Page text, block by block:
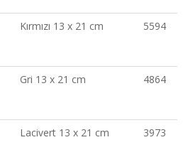
Kırmızı 13 x 21 cm 5594
Gri 13 x 21 cm 4864
Lacivert 13 x 21 cm 3973